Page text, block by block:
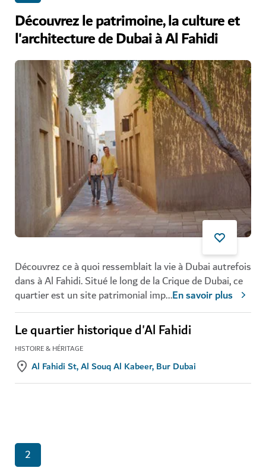
Découvrez le patrimoine, la culture et
l'architecture de Dubai à Al Fahidi
Découvrez ce à quoi ressemblait la vie à Dubai autrefois
dans à Al Fahidi. Situé le long de la Crique de Dubai, ce
quartier est un site patrimonial imp...En savoir plus
Le quartier historique d'Al Fahidi
HISTOIRE & HÉRITAGE
Al Fahidi St, Al Souq Al Kabeer, Bur Dubai
2